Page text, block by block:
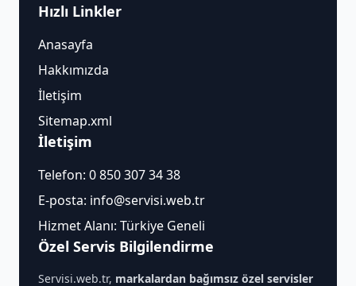
Hızlı Linkler
Anasayfa
Hakkımızda
İletişim
Sitemap.xml
İletişim
Telefon: 0 850 307 34 38
E-posta: info@servisi.web.tr
Hizmet Alanı: Türkiye Geneli
Özel Servis Bilgilendirme
Servisi.web.tr, markalardan bağımsız özel servisler